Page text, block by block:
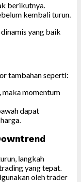
berikutnya.
kembali turun.
yang baik
tambahan seperti:
maka momentum
dapat
langkah
yang tepat.
oleh trader